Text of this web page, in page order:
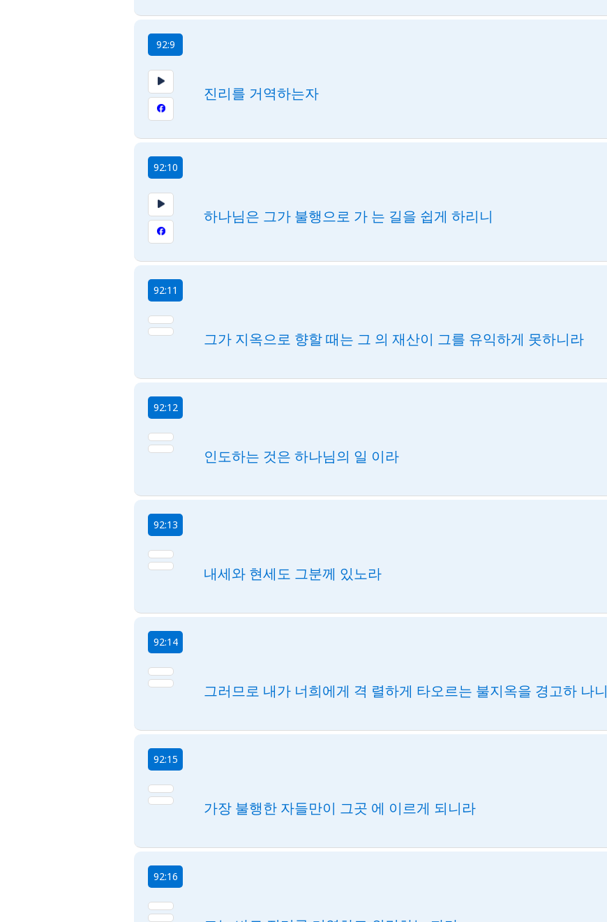
92:9
진리를 거역하는자
92:10
하나님은 그가 불행으로 가 는 길을 쉽게 하리니
92:11
그가 지옥으로 향할 때는 그 의 재산이 그를 유익하게 못하니라
92:12
인도하는 것은 하나님의 일 이라
92:13
내세와 현세도 그분께 있노라
92:14
그러므로 내가 너희에게 격 렬하게 타오르는 불지옥을 경고하 나니
92:15
가장 불행한 자들만이 그곳 에 이르게 되니라
92:16